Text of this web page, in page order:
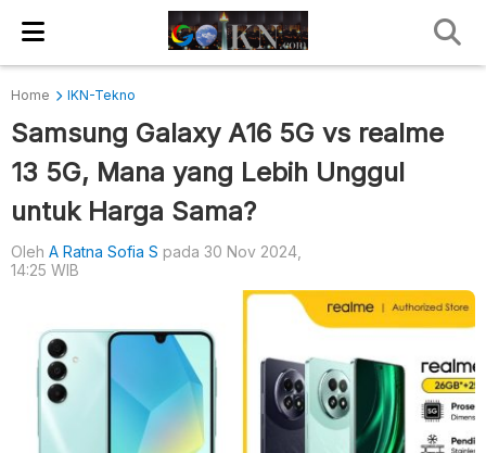
Home IKN-Tekno
Samsung Galaxy A16 5G vs realme
13 5G, Mana yang Lebih Unggul
untuk Harga Sama?
Oleh A Ratna Sofia S pada 30 Nov 2024,
14:25 WIB